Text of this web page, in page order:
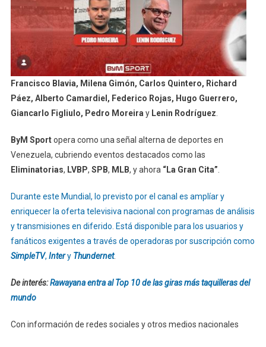
Francisco Blavia, Milena Gimón, Carlos Quintero, Richard
Páez, Alberto Camardiel, Federico Rojas, Hugo Guerrero,
Giancarlo Figliulo, Pedro Moreira y Lenin Rodríguez
ByM Sportopera como una señal alterna de deportes en
Venezuela, cubriendo eventos destacados como las
Eliminatorias, LVBP, SPB, MLB, y ahora “La Gran Cita”
Durante este Mundial, lo previsto por el canal es amplíar y
enriquecer la oferta televisiva nacional con programas de análisis
y transmisiones en diferido. Está disponible para los usuarios y
fanáticos exigentes a través de operadoras por suscripción como
SimpleTV, Intery Thundernet.
De interés:Rawayana entra al Top 10 de las giras más taquilleras del
mundo
Con información de redes sociales y otros medios nacionales